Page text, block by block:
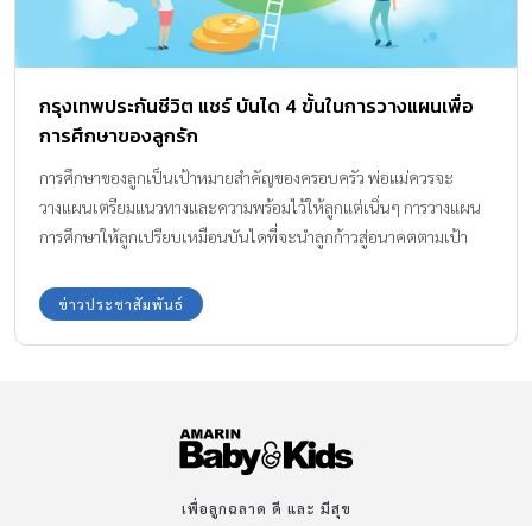
กรุงเทพประกันชีวิต แชร์ บันได 4 ขั้นในการวางแผนเพื่อ
การศึกษาของลูกรัก
การศึกษาของลูกเป็นเป้าหมายสำคัญของครอบครัว พ่อแม่ควรจะ
วางแผนเตรียมแนวทางและความพร้อมไว้ให้ลูกแต่เนิ่นๆ การวางแผน
การศึกษาให้ลูกเปรียบเหมือนบันไดที่จะนำลูกก้าวสู่อนาคตตามเป้า
ดังนี้ บันไดขั้นแรก: เป็นบันไดขั้นแรกเป็นขั้นที่สำคัญที่สุด เริ่มจากการ
เลือกแนวทางการศึกษาสำหรับอนาคตที่เหมาะสำหรับลูก ปัจจุบันการ
ครอบครัวอาจเลือกแนวทางการศึกษาที่แตกต่างกันตามปัจจัยและองค์
ประกอบของครอบครัว นอกจากนี้การวางแผนการศึกษาที่ดีควร
วางแผนไปจนถึงการระดับการศึกษาสูงสุด รวมถึงการเตรียมทักษะเพื่อ
ข่าวประชาสัมพันธ์
เพื่อลูกฉลาด ดี และ มีสุข